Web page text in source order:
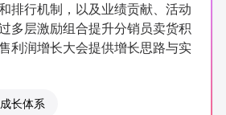
门店经营增长公开课
战略合作
排行机制，以及业绩贡献、活动
多层激励组合提升分销员卖货积
利润增长大会提供增长思路与实
长体系